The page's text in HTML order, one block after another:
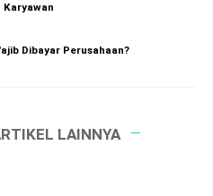
Karyawan
Dibayar Perusahaan?
LAINNYA